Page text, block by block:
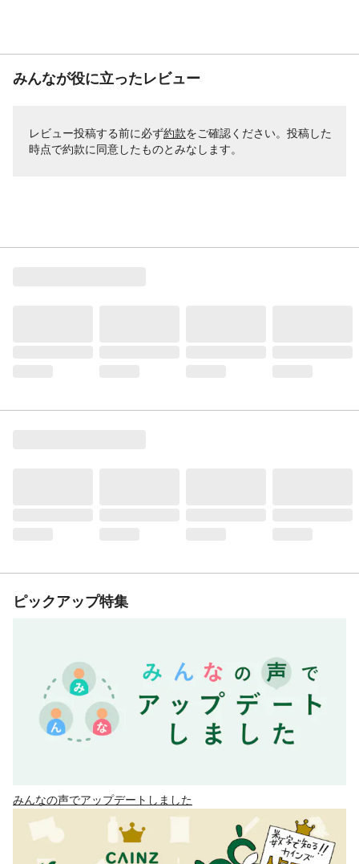
みんなが役に立ったレビュー
レビュー投稿する前に必ず約款をご確認ください。投稿した
時点で約款に同意したものとみなします。
ピックアップ特集
みんなの声でアップデートしました